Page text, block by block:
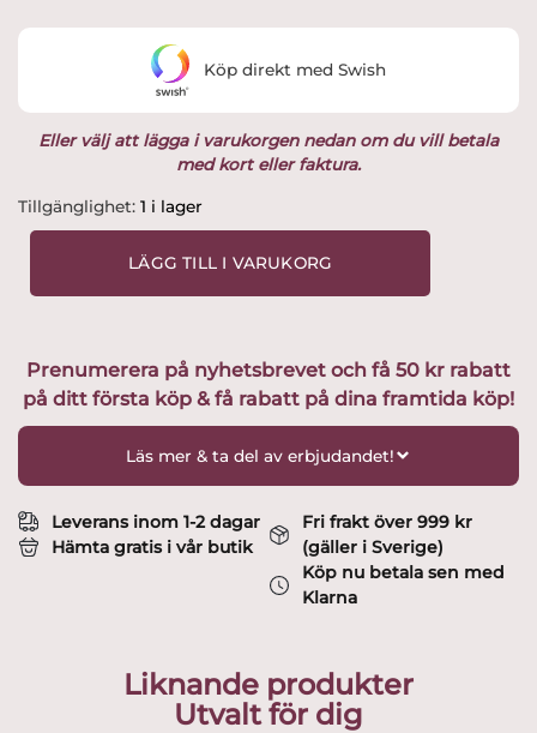
var:
4,495 kr.3,499 kr.
Eller välj att lägga i varukorgen nedan om du vill betala
med kort eller faktura.
Tillgänglighet: 1 i lager
Kosta
Boda
Vinglas
Pokal
Design
mängd
LÄGG TILL I VARUKORG
Köp direkt med Swish
Prenumerera på nyhetsbrevet och få 50 kr rabatt
på ditt första köp & få rabatt på dina framtida köp!
Läs mer & ta del av erbjudandet!
Leverans inom 1-2 dagar
Hämta gratis i vår butik
Fri frakt över 999 kr
(gäller i Sverige)
Köp nu betala sen med
Klarna
Liknande produkter
Utvalt för dig